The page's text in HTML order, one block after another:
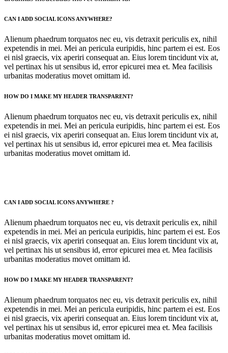
CAN I ADD SOCIAL ICONS ANYWHERE?
Alienum phaedrum torquatos nec eu, vis detraxit periculis ex, nihil
expetendis in mei. Mei an pericula euripidis, hinc partem ei est. Eos
ei nisl graecis, vix aperiri consequat an. Eius lorem tincidunt vix at,
vel pertinax his ut sensibus id, error epicurei mea et. Mea facilisis
urbanitas moderatius movet omittam id.
HOW DO I MAKE MY HEADER TRANSPARENT?
Alienum phaedrum torquatos nec eu, vis detraxit periculis ex, nihil
expetendis in mei. Mei an pericula euripidis, hinc partem ei est. Eos
ei nisl graecis, vix aperiri consequat an. Eius lorem tincidunt vix at,
vel pertinax his ut sensibus id, error epicurei mea et. Mea facilisis
urbanitas moderatius movet omittam id.
CAN I ADD SOCIAL ICONS ANYWHERE ?
Alienum phaedrum torquatos nec eu, vis detraxit periculis ex, nihil
expetendis in mei. Mei an pericula euripidis, hinc partem ei est. Eos
ei nisl graecis, vix aperiri consequat an. Eius lorem tincidunt vix at,
vel pertinax his ut sensibus id, error epicurei mea et. Mea facilisis
urbanitas moderatius movet omittam id.
HOW DO I MAKE MY HEADER TRANSPARENT?
Alienum phaedrum torquatos nec eu, vis detraxit periculis ex, nihil
expetendis in mei. Mei an pericula euripidis, hinc partem ei est. Eos
ei nisl graecis, vix aperiri consequat an. Eius lorem tincidunt vix at,
vel pertinax his ut sensibus id, error epicurei mea et. Mea facilisis
urbanitas moderatius movet omittam id.